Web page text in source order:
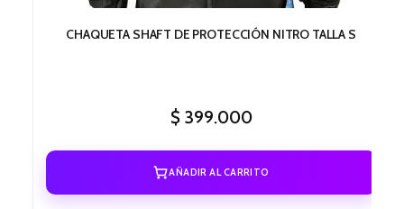
CHAQUETA SHAFT DE PROTECCIÓN NITRO TALLA S
$399.000
AÑADIR AL CARRITO